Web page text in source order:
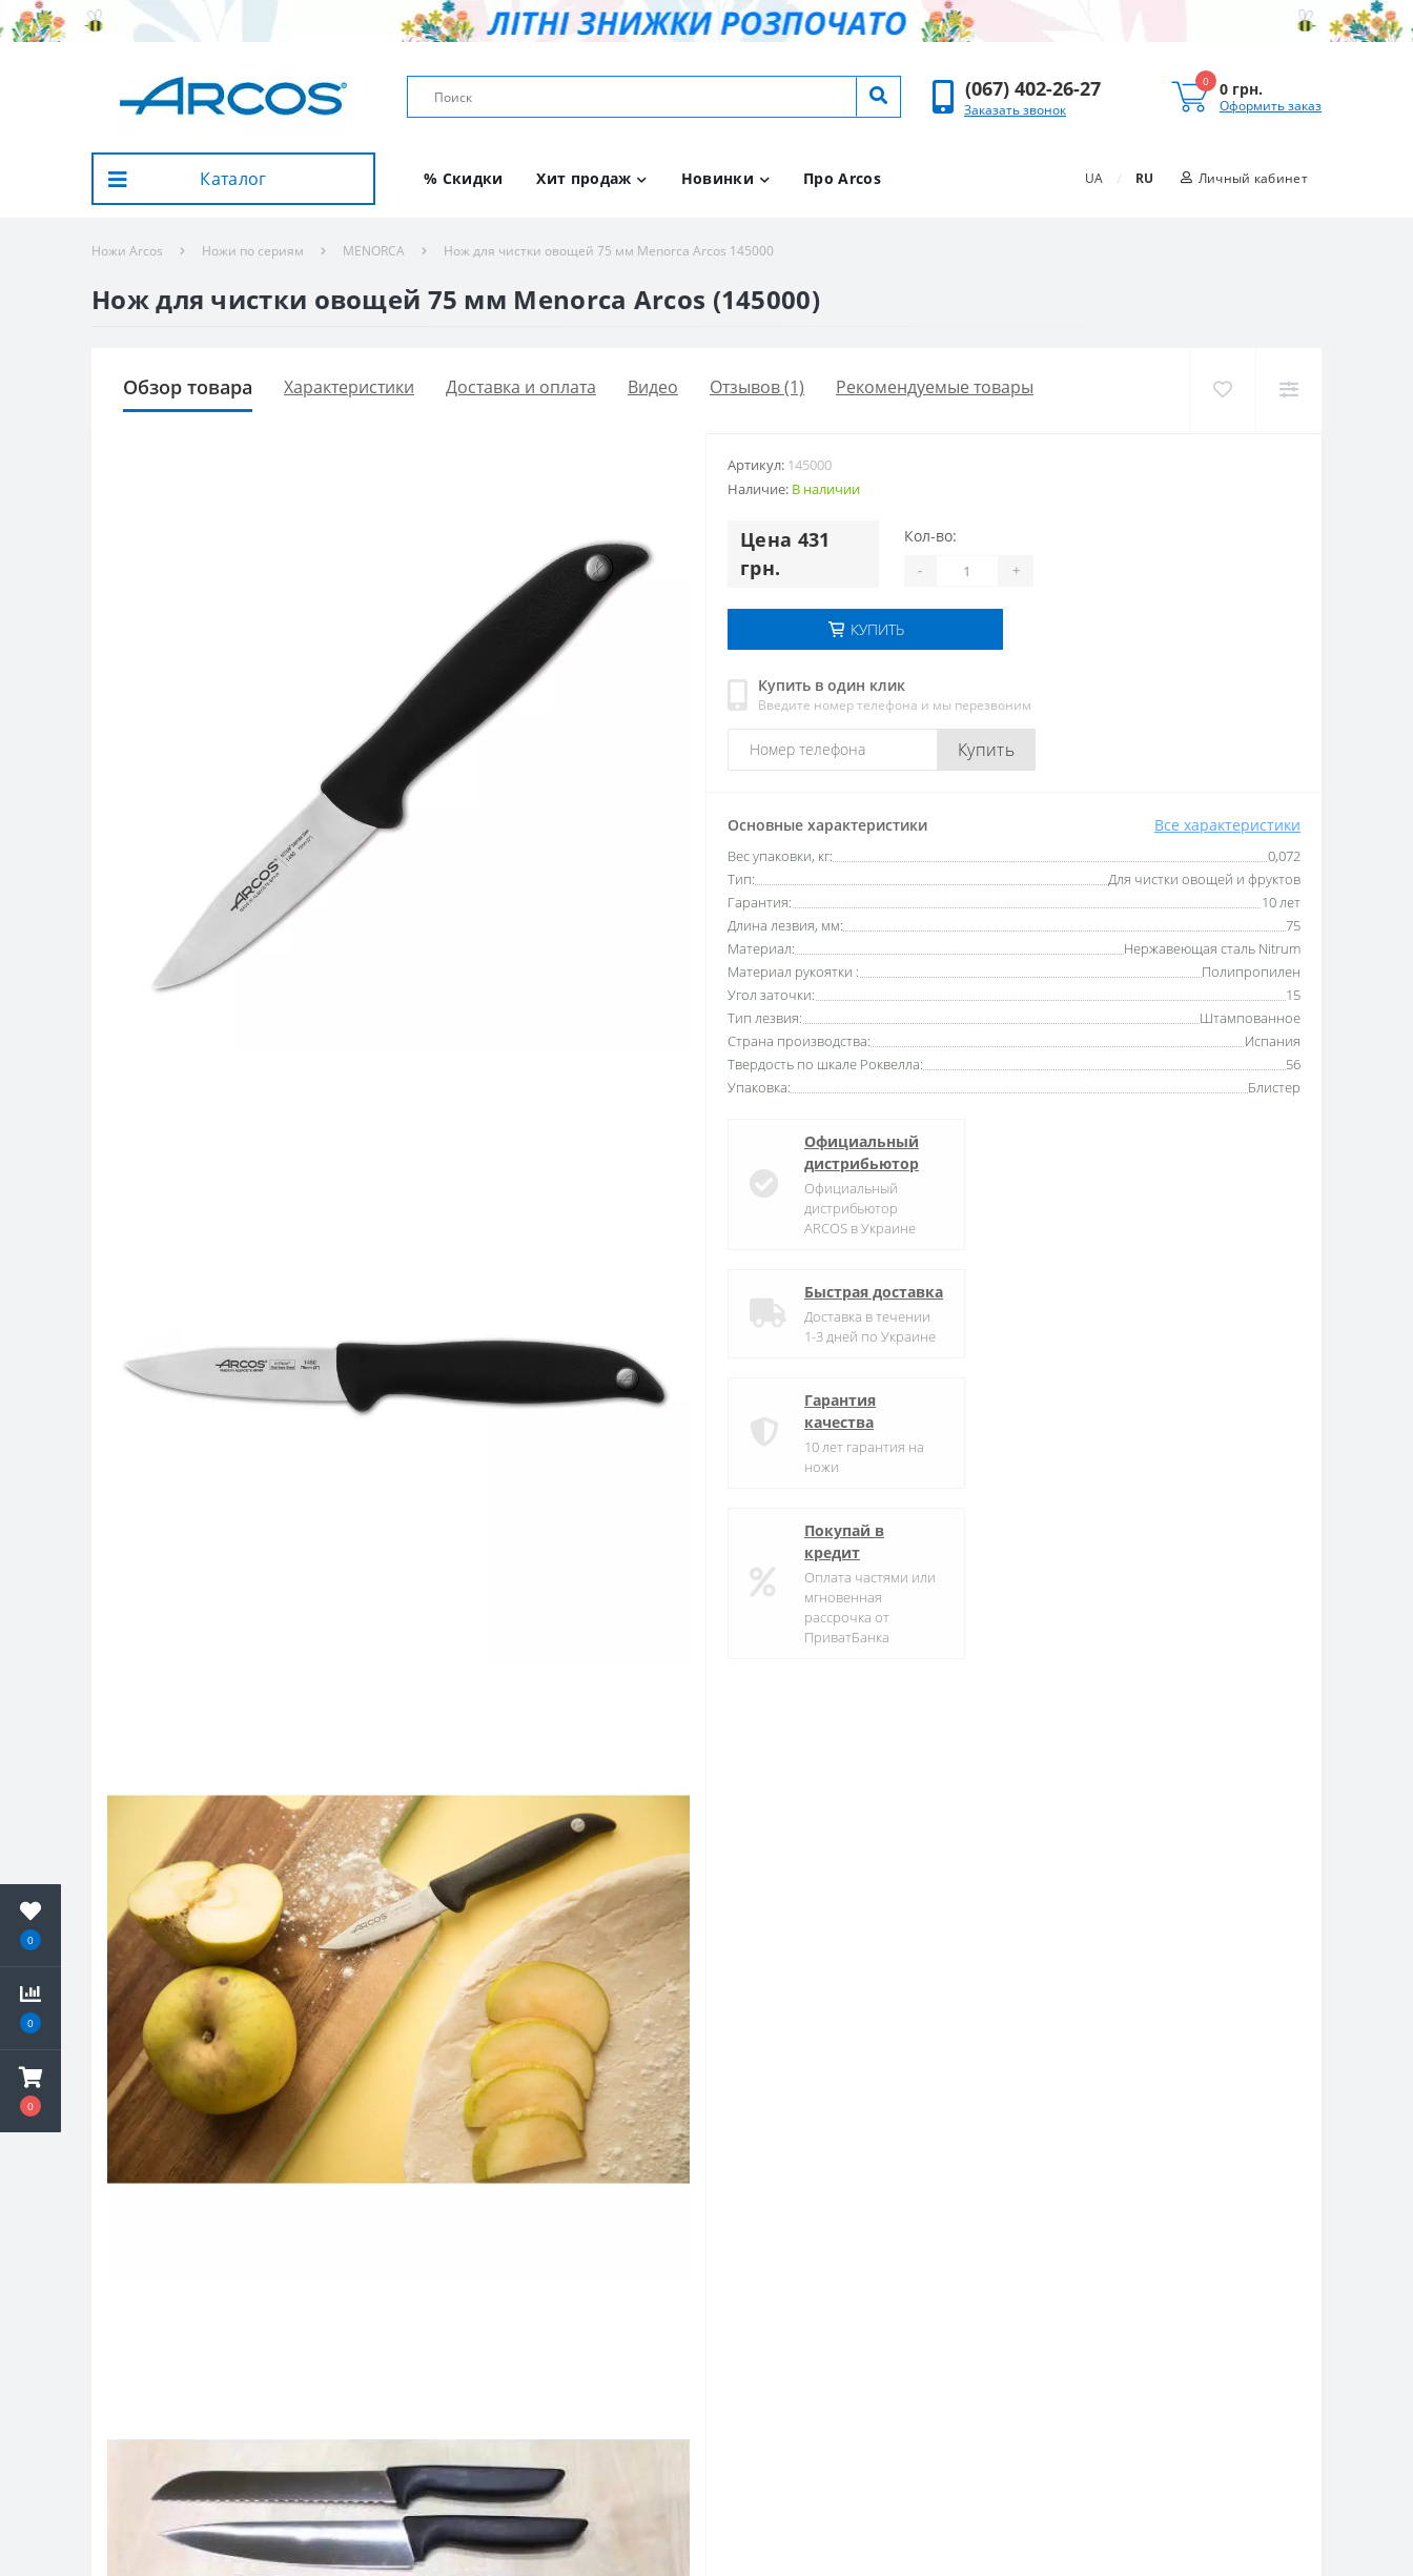
0
0
0
(067) 402-26-27
Заказать звонок
0 0 грн.
Оформить заказ
Каталог % Скидки Хит продаж Новинки Про Arcos UA / RU Личный кабинет
Ножи Arcos Ножи по сериям MENORCA Нож для чистки овощей 75 мм Menorca Arcos 145000
Нож для чистки овощей 75 мм Menorca Arcos (145000)
Обзор товара Характеристики Доставка и оплата Видео Отзывов (1) Рекомендуемые товары
Артикул: 145000
Наличие: В наличии
Цена 431
грн.
Кол-во:
- +
КУПИТЬ
Купить в один клик
Введите номер телефона и мы перезвоним
Купить
Основные характеристики Все характеристики
Вес упаковки, кг:
0,072
Тип:
Для чистки овощей и фруктов
Гарантия:
10 лет
Длина лезвия, мм:
75
Материал:
Нержавеющая сталь Nitrum
Материал рукоятки :
Полипропилен
Угол заточки:
15
Тип лезвия:
Штампованное
Страна производства:
Испания
Твердость по шкале Роквелла:
56
Упаковка:
Блистер
Официальный
дистрибьютор
Официальный
дистрибьютор
ARCOS в Украине
Быстрая доставка
Доставка в течении
1-3 дней по Украине
Гарантия
качества
10 лет гарантия на
ножи
Покупай в
кредит
Оплата частями или
мгновенная
рассрочка от
ПриватБанка